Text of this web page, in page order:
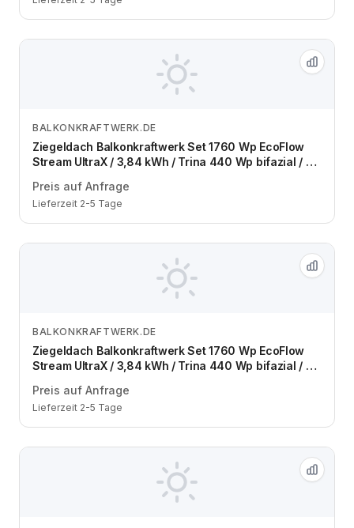
Zum Angebot
BALKONKRAFTWERK.DE
Ziegeldach Balkonkraftwerk Set 1760 Wp EcoFlow
Stream UltraX / 3,84 kWh / Trina 440 Wp bifazial / 4
Preis auf Anfrage
Lieferzeit 2-5 Tage
Zum Angebot
BALKONKRAFTWERK.DE
Ziegeldach Balkonkraftwerk Set 1760 Wp EcoFlow
Stream UltraX / 3,84 kWh / Trina 440 Wp bifazial / 4
Preis auf Anfrage
Lieferzeit 2-5 Tage